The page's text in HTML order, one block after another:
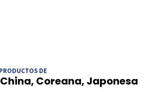
DE
Coreana, Japonesa